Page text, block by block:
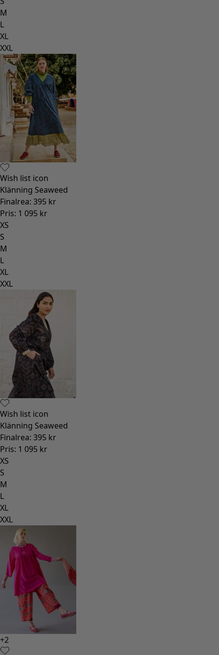
M
L
XL
XXL
Wish list icon
Klänning Seaweed
Finalrea: 395 kr
Pris: 1 095 kr
XS
S
M
L
XL
XXL
Wish list icon
Klänning Seaweed
Finalrea: 395 kr
Pris: 1 095 kr
XS
S
M
L
XL
XXL
+2